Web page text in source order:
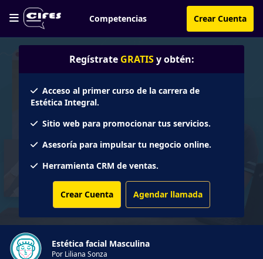
Competencias Crear Cuenta
Regístrate GRATIS y obtén:
Acceso al primer curso de la carrera de
Estética Integral.
Sitio web para promocionar tus servicios.
Asesoría para impulsar tu negocio online.
Herramienta CRM de ventas.
Crear Cuenta Agendar llamada
Estética facial Masculina
Por Liliana Sonza